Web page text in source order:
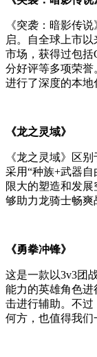
《突袭：暗影传
启。自全球上市
市场，获得过包括
分好评等多项荣誉
进行了深度的本地
《龙之灵域》
《龙之灵域》区
采用“种族+武器
限大的塑造和发
够助力龙骑士畅爽
《勇拳冲锋》
这是一款以3v3团
能力的英雄角色
击进行辅助。不
何方，也值得我们